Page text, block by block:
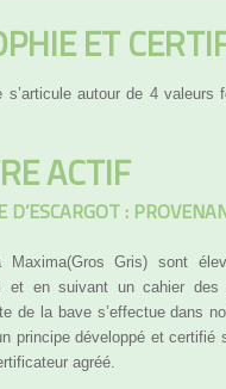
ET
autour de 4 valeurs
ACTIF
D’ESCARGOT :
Maxima(Gros Gris) sont
et en suivant un cahier des
de la bave s’effectue dans
principe développé et certifié
agréé.